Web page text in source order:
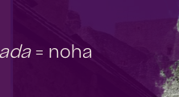
= noha